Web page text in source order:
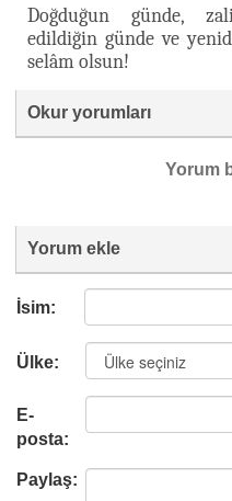
Doğduğun günde,
edildiğin günde ve
selâm olsun!
Okur yorumları
Yorum
Yorum ekle
İsim:
Ülke:
E-
posta:
Paylaş: